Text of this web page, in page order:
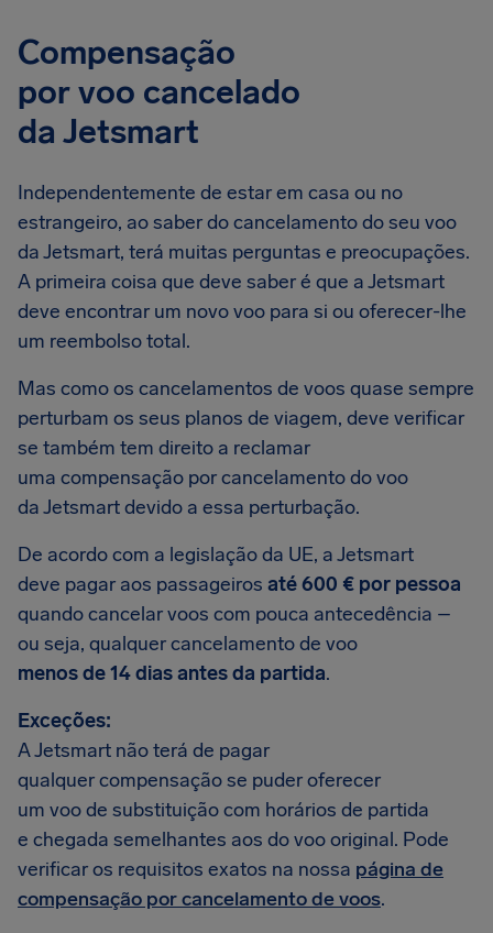
Compensação
por voo cancelado
da Jetsmart
Independentemente de estar em casa ou no
estrangeiro, ao saber do cancelamento do seu voo
da Jetsmart, terá muitas perguntas e preocupações.
A primeira coisa que deve saber é que a Jetsmart
deve encontrar um novo voo para si ou oferecer-lhe
um reembolso total.
Mas como os cancelamentos de voos quase sempre
perturbam os seus planos de viagem, deve verificar
se também tem direito a reclamar
uma compensação por cancelamento do voo
da Jetsmart devido a essa perturbação.
De acordo com a legislação da UE, a Jetsmart
deve pagar aos passageiros até 600 € por pessoa
quando cancelar voos com pouca antecedência –
ou seja, qualquer cancelamento de voo
menos de 14 dias antes da partida.
Exceções:
A Jetsmart não terá de pagar
qualquer compensação se puder oferecer
um voo de substituição com horários de partida
e chegada semelhantes aos do voo original. Pode
verificar os requisitos exatos na nossa página de
compensação por cancelamento de voos.